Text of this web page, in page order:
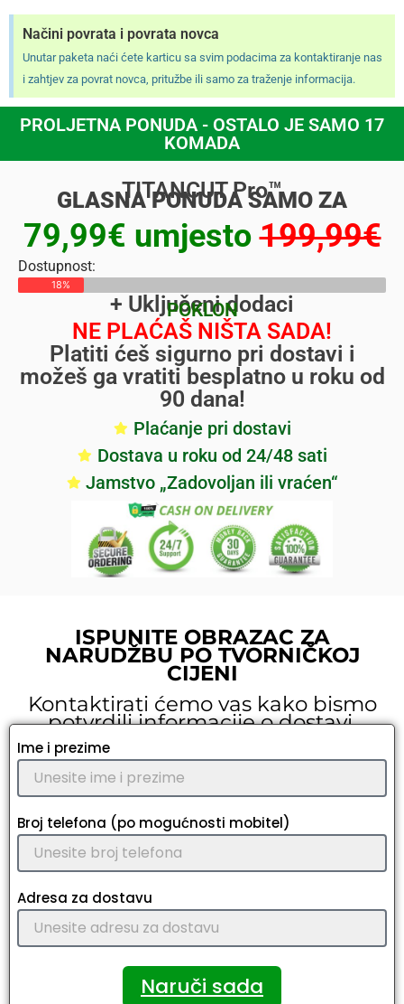
Načini povrata i povrata novca
Unutar paketa naći ćete karticu sa svim podacima za kontaktiranje nas
i zahtjev za povrat novca, pritužbe ili samo za traženje informacija.
PROLJETNA PONUDA - OSTALO JE SAMO 17
KOMADA
TITANCUT Pro™
GLASNA PONUDA SAMO ZA
79,99€ umjesto199,99€
Dostupnost:
18%
+ Uključeni dodaci
POKLON
NE PLAĆAŠ NIŠTA SADA!
Platiti ćeš sigurno pri dostavi i
možeš ga vratiti besplatno u roku od
90 dana!
Plaćanje pri dostavi
Dostava u roku od 24/48 sati
Jamstvo „Zadovoljan ili vraćen“
ISPUNITE OBRAZAC ZA
NARUDŽBU PO TVORNIČKOJ
CIJENI
Kontaktirati ćemo vas kako bismo
potvrdili informacije o dostavi.
Ime i prezime
Broj telefona (po mogućnosti mobitel)
Adresa za dostavu
Naruči sada